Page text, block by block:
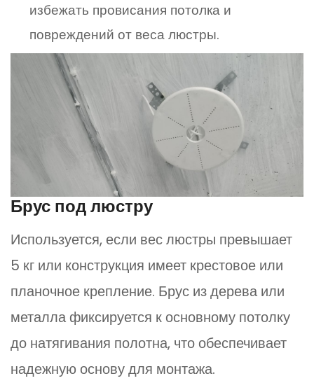
избежать провисания потолка и
повреждений от веса люстры.
Брус под люстру
Используется, если вес люстры превышает
5 кг или конструкция имеет крестовое или
планочное крепление. Брус из дерева или
металла фиксируется к основному потолку
до натягивания полотна, что обеспечивает
надежную основу для монтажа.